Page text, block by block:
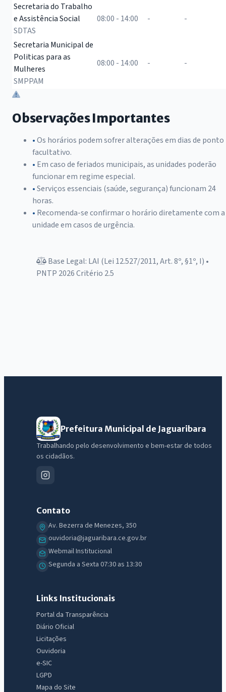
Secretaria do Trabalho
e Assistência Social
SDTAS
08:00 - 14:00 - -
Secretaria Municipal de
Politicas para as
Mulheres
SMPPAM
08:00 - 14:00 - -
Observações Importantes
•Os horários podem sofrer alterações em dias de ponto
facultativo.
• Em caso de feriados municipais, as unidades poderão
funcionar em regime especial.
•Serviços essenciais (saúde, segurança) funcionam 24
horas.
• Recomenda-se confirmar o horário diretamente com a
unidade em casos de urgência.
Base Legal: LAI (Lei 12.527/2011, Art. 8º, §1º, I) •
PNTP 2026 Critério 2.5
Prefeitura Municipal de Jaguaribara
Trabalhando pelo desenvolvimento e bem-estar de todos
os cidadãos.
Contato
Av. Bezerra de Menezes, 350
ouvidoria@jaguaribara.ce.gov.br
Webmail Institucional
Segunda a Sexta 07:30 as 13:30
Links Institucionais
Portal da Transparência
Diário Oficial
Licitações
Ouvidoria
e-SIC
LGPD
Mapa do Site